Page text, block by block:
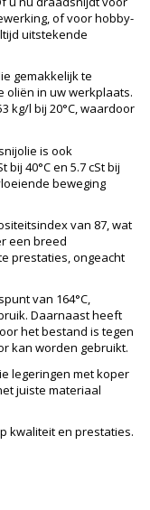
of voor hobby-
uitstekende
gemakkelijk te
in uw werkplaats.
kg/l bij 20°C, waardoor
is ook
40°C en 5.7 cSt bij
beweging
van 87, wat
een breed
prestaties, ongeacht
van 164°C,
Daarnaast heeft
het bestand is tegen
kan worden gebruikt.
legeringen met koper
juiste materiaal
kwaliteit en prestaties.